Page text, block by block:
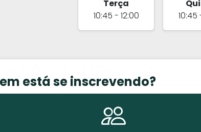
Terça
10:45 - 12:00
10:45
está se inscrevendo?